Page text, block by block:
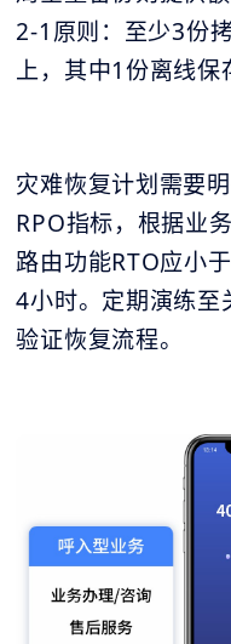
2-1原则：至少3份
上，其中1份离线保
灾难恢复计划需要
RPO指标，根据业
路由功能RTO应小
4小时。定期演练至
验证恢复流程。